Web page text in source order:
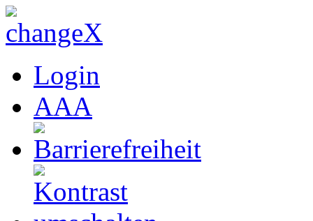
Login
AAA